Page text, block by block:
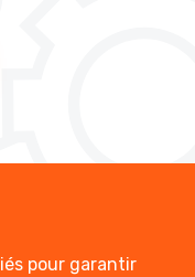
pour garantir